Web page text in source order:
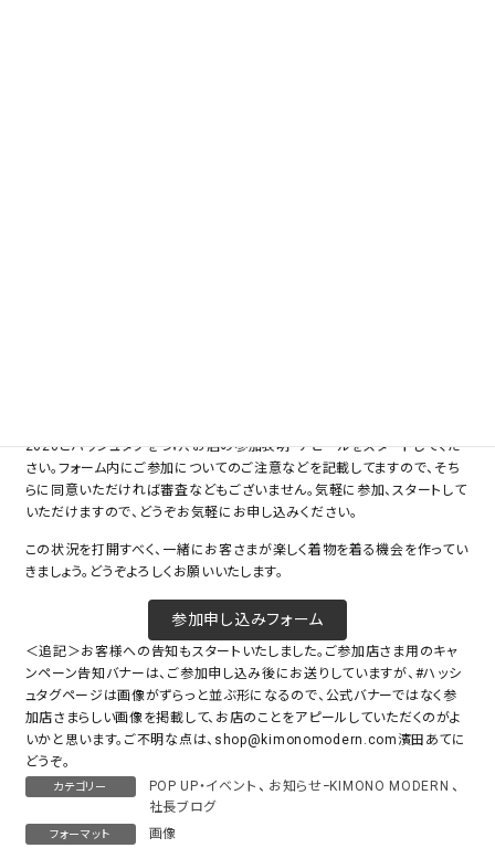
2020とハッシュタグをつけ、お店の参加表明・アピールをスタートしてくだ
さい。フォーム内にご参加についてのご注意などを記載してますので、そち
らに同意いただければ審査などもございません。気軽に参加、スタートして
いただけますので、どうぞお気軽にお申し込みください。
この状況を打開すべく、一緒にお客さまが楽しく着物を着る機会を作ってい
きましょう。どうぞよろしくお願いいたします。
参加申し込みフォーム
＜追記＞お客様への告知もスタートいたしました。ご参加店さま用のキャ
ンペーン告知バナーは、ご参加申し込み後にお送りしていますが、#ハッシ
ュタグページは画像がずらっと並ぶ形になるので、公式バナーではなく参
加店さまらしい画像を掲載して、お店のことをアピールしていただくのがよ
いかと思います。ご不明な点は、shop@kimonomodern.com濱田あてに
どうぞ。
カテゴリー POP UP・イベント 、 お知らせｰKIMONO MODERN 、
社長ブログ
フォーマット 画像